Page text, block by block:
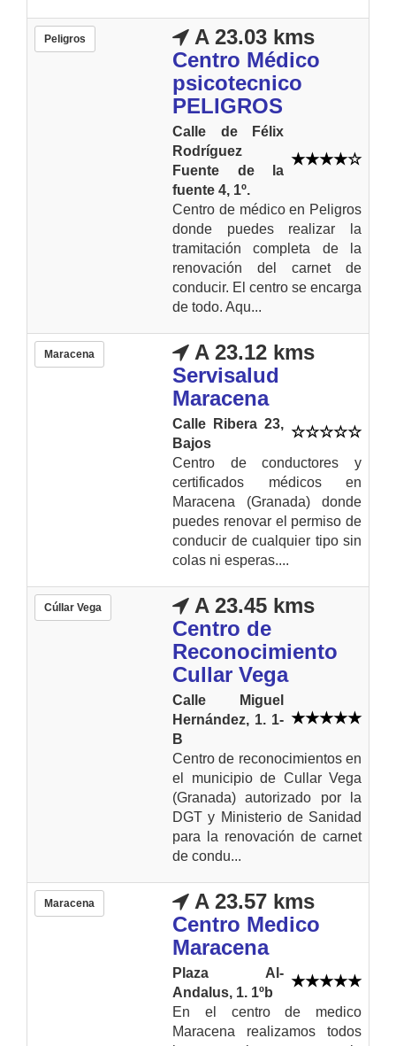
Peligros
A 23.03 kms
Centro Médico
psicotecnico
PELIGROS
Calle de Félix
Rodríguez
Fuente de la
fuente 4, 1º.
Centro de médico en Peligros
donde puedes realizar la
tramitación completa de la
renovación del carnet de
conducir. El centro se encarga
de todo. Aqu...
Maracena
A 23.12 kms
Servisalud
Maracena
Calle Ribera 23,
Bajos
Centro de conductores y
certificados médicos en
Maracena (Granada) donde
puedes renovar el permiso de
conducir de cualquier tipo sin
colas ni esperas....
Cúllar Vega
A 23.45 kms
Centro de
Reconocimiento
Cullar Vega
Calle Miguel
Hernández, 1. 1-
B
Centro de reconocimientos en
el municipio de Cullar Vega
(Granada) autorizado por la
DGT y Ministerio de Sanidad
para la renovación de carnet
de condu...
Maracena
A 23.57 kms
Centro Medico
Maracena
Plaza Al-
Andalus, 1. 1ºb
En el centro de medico
Maracena realizamos todos